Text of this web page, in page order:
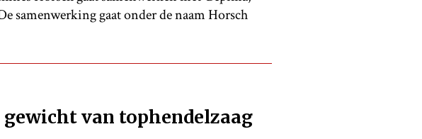
samenwerking gaat onder de naam Horsch
van tophendelzaag